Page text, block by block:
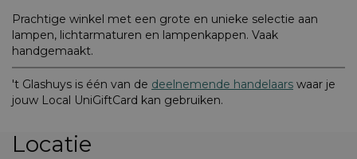
Prachtige winkel met een grote en unieke selectie aan
lampen, lichtarmaturen en lampenkappen. Vaak
handgemaakt.
't Glashuys is één van de deelnemende handelaars waar je
jouw Local UniGiftCard kan gebruiken.
Locatie